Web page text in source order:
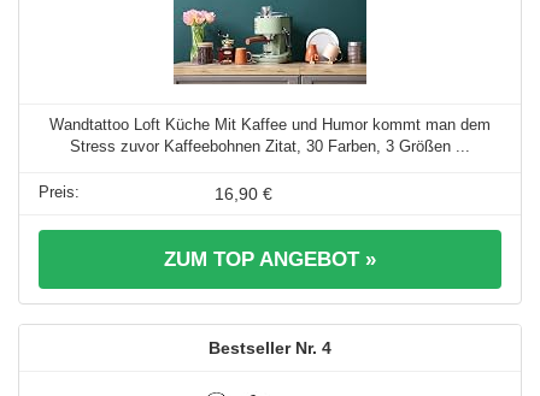
Wandtattoo Loft Küche Mit Kaffee und Humor kommt man dem
Stress zuvor Kaffeebohnen Zitat, 30 Farben, 3 Größen ...
16,90 €
ZUM TOP ANGEBOT »
4